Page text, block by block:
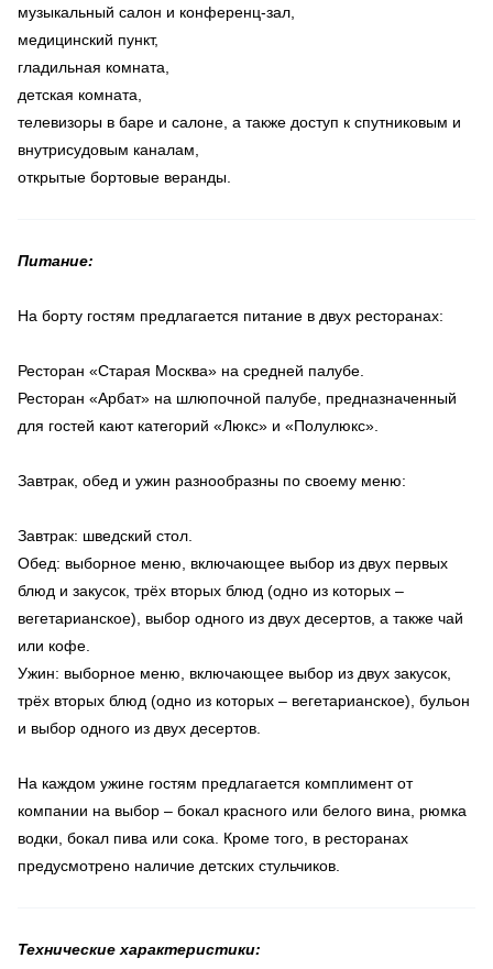
музыкальный салон и конференц-зал,
медицинский пункт,
гладильная комната,
детская комната,
телевизоры в баре и салоне, а также доступ к спутниковым и
внутрисудовым каналам,
открытые бортовые веранды.
Питание:
На борту гостям предлагается питание в двух ресторанах:
Ресторан «Старая Москва» на средней палубе.
Ресторан «Арбат» на шлюпочной палубе, предназначенный
для гостей кают категорий «Люкс» и «Полулюкс».
Завтрак, обед и ужин разнообразны по своему меню:
Завтрак: шведский стол.
Обед: выборное меню, включающее выбор из двух первых
блюд и закусок, трёх вторых блюд (одно из которых –
вегетарианское), выбор одного из двух десертов, а также чай
или кофе.
Ужин: выборное меню, включающее выбор из двух закусок,
трёх вторых блюд (одно из которых – вегетарианское), бульон
и выбор одного из двух десертов.
На каждом ужине гостям предлагается комплимент от
компании на выбор – бокал красного или белого вина, рюмка
водки, бокал пива или сока. Кроме того, в ресторанах
предусмотрено наличие детских стульчиков.
Технические характеристики: